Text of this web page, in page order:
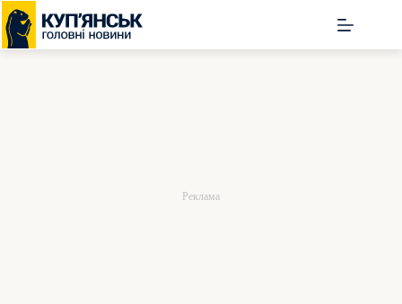
Перейти
до
вмісту